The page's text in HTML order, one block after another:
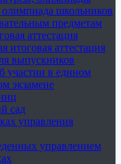
олимпиада школьников
предметам
аттестация
итоговая аттестация
выпускников
участии в едином
экзамене
сад
управления
управлением